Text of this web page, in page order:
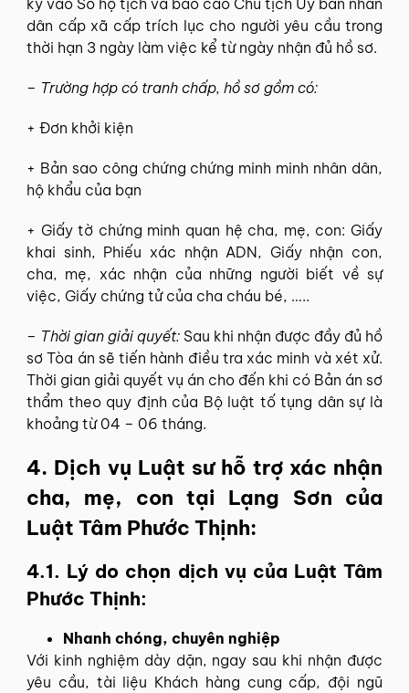
dân cấp xã cấp trích lục cho người yêu cầu trong
thời hạn 3 ngày làm việc kể từ ngày nhận đủ hồ sơ.
– Trường hợp có tranh chấp, hồ sơ gồm có:
+ Đơn khởi kiện
+ Bản sao công chứng chứng minh minh nhân dân,
hộ khẩu của bạn
+ Giấy tờ chứng minh quan hệ cha, mẹ, con: Giấy
khai sinh, Phiếu xác nhận ADN, Giấy nhận con,
cha, mẹ, xác nhận của những người biết về sự
việc, Giấy chứng tử của cha cháu bé, …..
– Thời gian giải quyết: Sau khi nhận được đầy đủ hồ
sơ Tòa án sẽ tiến hành điều tra xác minh và xét xử.
Thời gian giải quyết vụ án cho đến khi có Bản án sơ
thẩm theo quy định của Bộ luật tố tụng dân sự là
khoảng từ 04 – 06 tháng.
4. Dịch vụ Luật sư hỗ trợ xác nhận
cha, mẹ, con tại Lạng Sơn của
Luật Tâm Phước Thịnh:
4.1. Lý do chọn dịch vụ của Luật Tâm
Phước Thịnh:
Nhanh chóng, chuyên nghiệp
Với kinh nghiệm dày dặn, ngay sau khi nhận được
yêu cầu, tài liệu Khách hàng cung cấp, đội ngũ